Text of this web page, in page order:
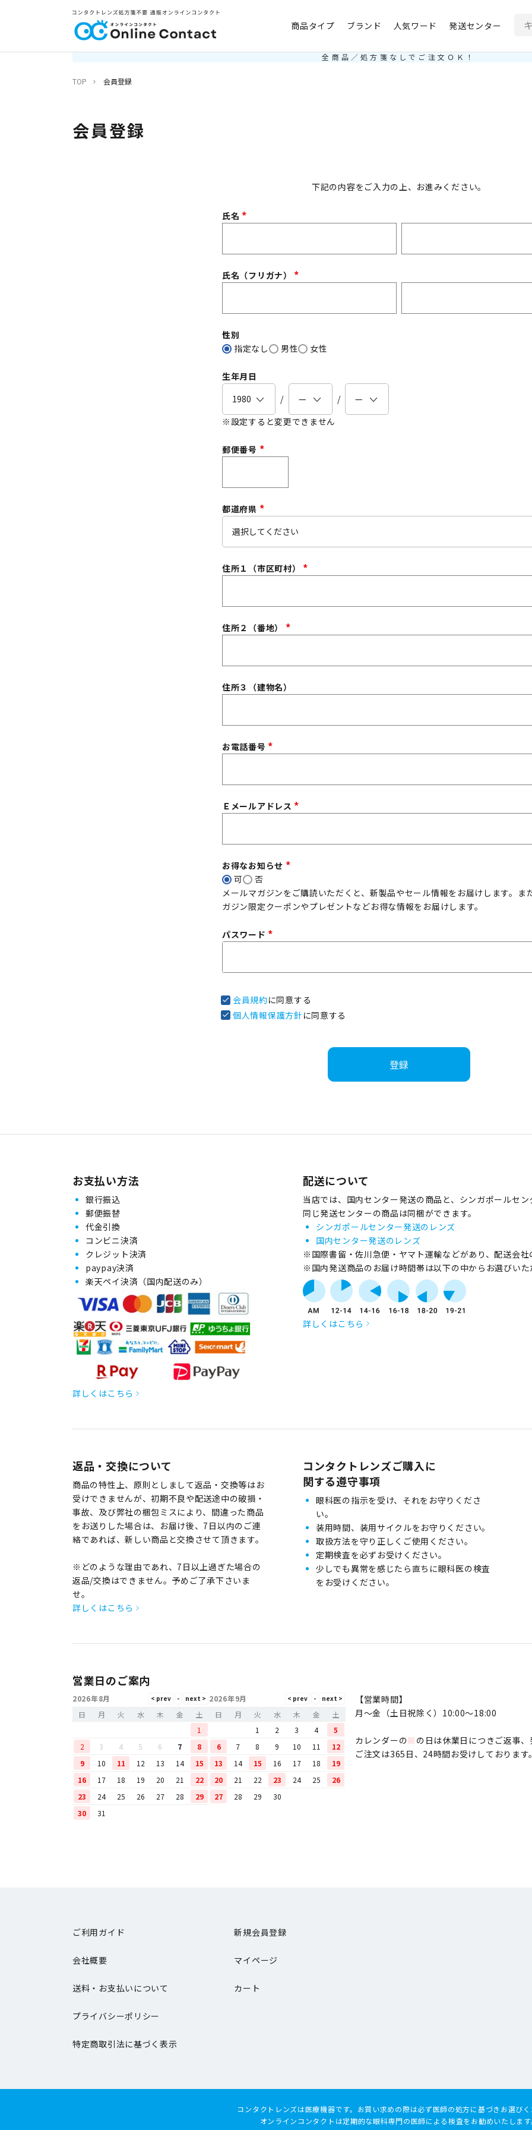
商品タイプ ブランド 人気ワード 発送センター
全商品／処方箋なしでご注文ＯＫ！
TOP 会員登録
会員登録
下記の内容をご入力の上、お進みください。
氏名
(
須
氏名（フリガナ）
(
須
性別
指定なし
男性 女性
生年月日
※設定すると変更できません
郵便番号
(
須
)
都道府県
(
必
須
住所１（市区町村）
(
須
住所２（番地）
(
須
住所３（建物名）
お電話番号
(
須
Ｅメールアドレス
(
須
お得なお知らせ
必
須
可
否
メールマガジンをご購読いただくと、新製品やセール情報をお届けします。ま
ガジン限定クーポンやプレゼントなどお得な情報をお届けします。
パスワード
(
須
会員規約に同意する
個人情報保護方針 に同意する
登録
お支払い方法
銀行振込
郵便振替
代金引換
コンビニ決済
クレジット決済
paypay決済
楽天ペイ決済（国内配送のみ）
詳しくはこちら
配送について
当店では、国内センター発送の商品と、シンガポールセン
同じ発送センターの商品は同梱ができます。
シンガポールセンター発送のレンズ
国内センター発送のレンズ
※国際書留・佐川急便・ヤマト運輸などがあり、配送会社
※国内発送商品のお届け時間帯は以下の中からお選びいた
詳しくはこちら
返品・交換について
商品の特性上、原則としまして返品・交換等はお
受けできませんが、初期不良や配送途中の破損・
事故、及び弊社の梱包ミスにより、間違った商品
をお送りした場合は、お届け後、7日以内のご連
絡であれば、新しい商品と交換させて頂きます。
※どのような理由であれ、7日以上過ぎた場合の
返品/交換はできません。予めご了承下さいま
せ。
詳しくはこちら
コンタクトレンズご購入に
関する遵守事項
眼科医の指示を受け、それをお守りくださ
い。
装用時間、装用サイクルをお守りください。
取扱方法を守り正しくご使用ください。
定期検査を必ずお受けください。
少しでも異常を感じたら直ちに眼科医の検査
をお受けください。
営業日のご案内
2026年8月
日
月 火 水 木 金
土
1
2
3 4 5 6 7
8
9
10 11 12 13 14
15
16
17 18 19 20 21
22
23
24 25 26 27 28
29
30
31
2026年9月
日
月 火 水 木 金
土
1
2 3 4
5
6
7 8 9 10 11
12
13
14 15 16 17 18
19
20
21 22 23 24 25
26
27
28 29 30
【営業時間】
月〜金（土日祝除く）10:00～18:00
カレンダーの■ の日は休業日につきご返事、
ご注文は365日、24時間お受けしております。
ご利用ガイド 新規会員登録
会社概要 マイページ
送料・お支払いについて カート
プライバシーポリシー
特定商取引法に基づく表示
コンタクトレンズは医療機器です。 お買い求めの際は必ず医師の処方に基づきお選びく
オンラインコンタクトは定期的な眼科専門の医師による検査をお勧めいたします